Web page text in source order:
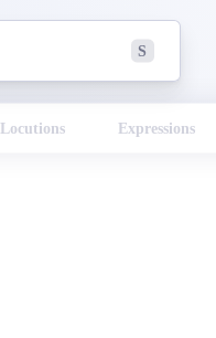
S
Locutions Expressions